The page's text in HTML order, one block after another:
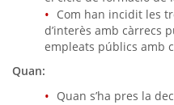
Com han incidit les
d’interès amb càrrecs
empleats públics amb
Quan:
Quan s’ha pres la